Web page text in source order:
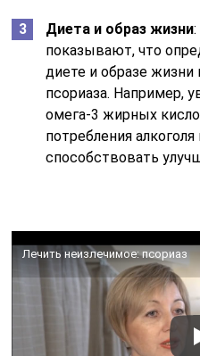
Диета и образ жизни
показывают, что
диете и образе
псориаза. Например,
омега-3 жирных
потребления алкоголя
способствовать
Лечить неизлечимое: псориаз